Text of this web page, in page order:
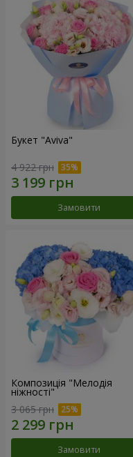
Букет "Aviva"
4 922 грн
Замовити
Композиція "Мелодія
ніжності"
3 065 грн
Замовити